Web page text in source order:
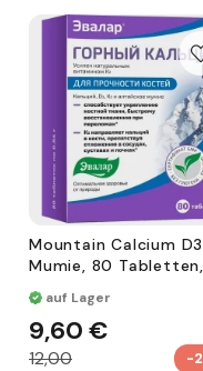
Mountain Calcium D3
Mumie, 80 Tabletten,
el auf Lager
9,60 €
12,00 -